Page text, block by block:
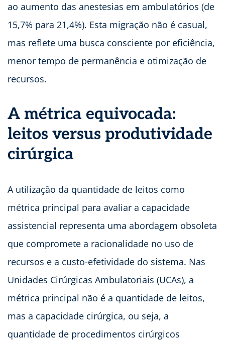
ao aumento das anestesias em ambulatórios (de
15,7% para 21,4%). Esta migração não é casual,
mas reflete uma busca consciente por eficiência,
menor tempo de permanência e otimização de
recursos.
A métrica equivocada:
leitos versus produtividade
cirúrgica
A utilização da quantidade de leitos como
métrica principal para avaliar a capacidade
assistencial representa uma abordagem obsoleta
que compromete a racionalidade no uso de
recursos e a custo-efetividade do sistema. Nas
Unidades Cirúrgicas Ambulatoriais (UCAs), a
métrica principal não é a quantidade de leitos,
mas a capacidade cirúrgica, ou seja, a
quantidade de procedimentos cirúrgicos